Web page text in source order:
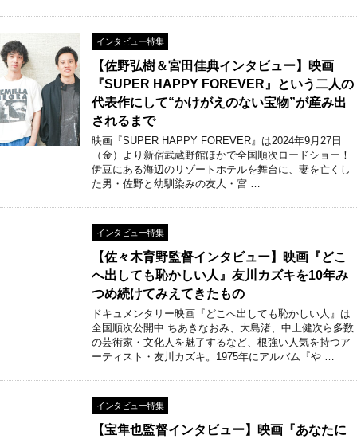
インタビュー特集
【佐野弘樹＆宮田佳典インタビュー】映画
『SUPER HAPPY FOREVER』という二人の
代表作にして“かけがえのない宝物”が産み出
されるまで
映画『SUPER HAPPY FOREVER』は2024年9月27日
（金）より新宿武蔵野館ほかで全国順次ロードショー！
伊豆にある海辺のリゾートホテルを舞台に、妻を亡くし
た男・佐野と幼馴染みの友人・宮 …
インタビュー特集
【佐々木育野監督インタビュー】映画『どこ
へ出しても恥かしい人』友川カズキを10年み
つめ続けてみえてきたもの
ドキュメンタリー映画『どこへ出しても恥かしい人』は
全国順次公開中 ちあきなおみ、大島渚、中上健次ら多数
の芸術家・文化人を魅了するなど、根強い人気を持つア
ーティスト・友川カズキ。1975年にアルバム『や …
インタビュー特集
【宝隼也監督インタビュー】映画『あなたに